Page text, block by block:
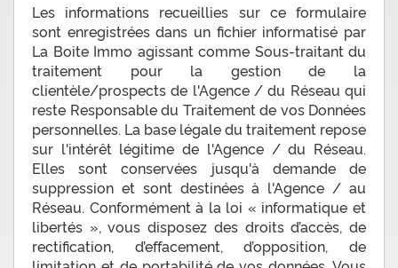
Les informations recueillies sur ce formulaire
sont enregistrées dans un fichier informatisé par
La Boite Immo agissant comme Sous-traitant du
traitement pour la gestion de la
clientèle/prospects de l'Agence / du Réseau qui
reste Responsable du Traitement de vos Données
personnelles. La base légale du traitement repose
sur l'intérêt légitime de l'Agence / du Réseau.
Elles sont conservées jusqu'à demande de
suppression et sont destinées à l'Agence / au
Réseau. Conformément à la loi « informatique et
libertés », vous disposez des droits d’accès, de
rectification, d’effacement, d’opposition, de